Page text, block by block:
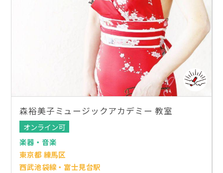
森裕美子ミュージックアカデミー 教室
オンライン可
楽器・音楽
東京都 練馬区
西武池袋線・富士見台駅